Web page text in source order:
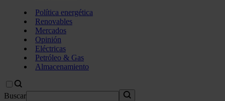
Política energética
Renovables
Mercados
Opinión
Eléctricas
Petróleo & Gas
Almacenamiento
Buscar